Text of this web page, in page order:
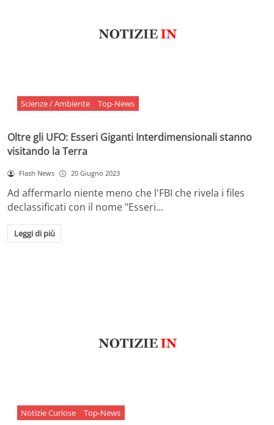
Scienze / Ambiente Top-News
Oltre gli UFO: Esseri Giganti Interdimensionali stanno
visitando la Terra
Flash News 20 Giugno 2023
Ad affermarlo niente meno che l'FBI che rivela i files
declassificati con il nome "Esseri…
Leggi di più
Notizie Curiose Top-News